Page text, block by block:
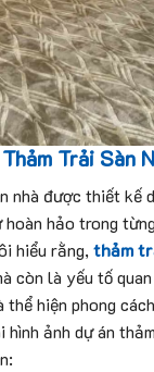
Thảm Trải Sàn
nhà được thiết kế
hoàn hảo trong
hiểu rằng,thảm
còn là yếu tố
thể hiện phong
ảnh dự án